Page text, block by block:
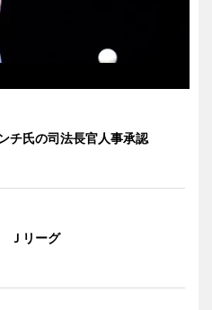
チ氏の司法長官人事承認
Ｊリーグ